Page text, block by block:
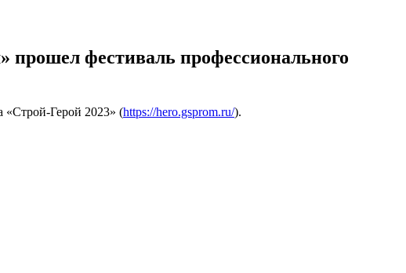
прошел фестиваль профессионального
«Строй-Герой 2023» (https://hero.gsprom.ru/).